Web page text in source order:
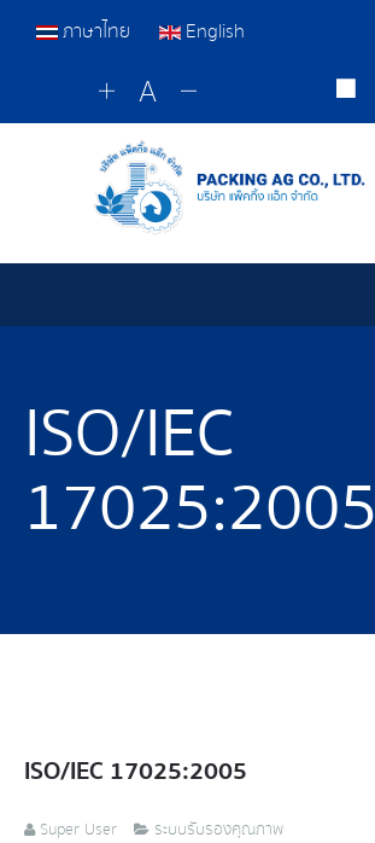
ภาษาไทย English
ISO/IEC
17025:2005
ISO/IEC 17025:2005
Super User
ระบบรับรองคุณภาพ